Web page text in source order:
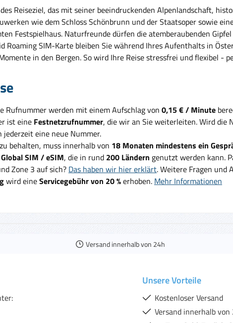
Reiseziel, das mit seiner beeindruckenden Alpenlandschaft,
wie dem Schloss Schönbrunn und der Staatsoper sowie
Festspielhaus. Naturfreunde dürfen die atemberaubenden
Roaming SIM-Karte bleiben Sie während Ihres Aufenthalts in
in den Bergen. So wird Ihre Reise stressfrei und flexibel -
Rufnummer werden mit einem Aufschlag von 0,15 € / Minute
ist eine Festnetzrufnummer, die wir an Sie weiterleiten. Wird die
eine neue Nummer.
behalten, muss innerhalb von 18 Monaten mindestens ein
Global SIM / eSIM, die in rund 200 Ländern genutzt werden kann.
Zone 3 auf sich? Das haben wir hier erklärt. Weitere Fragen und
wird eineServicegebühr von 20 %erhoben. Mehr Informationen
Versand innerhalb von 24h
Unsere Vorteile
Kostenloser Versand
Versand innerhalb von